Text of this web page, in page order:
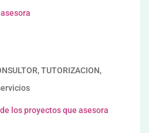
TUTORIZACION,
los proyectos que asesora